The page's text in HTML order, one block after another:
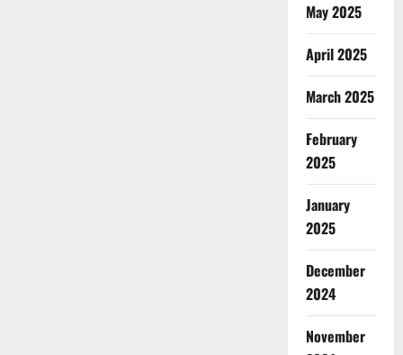
May 2025
April 2025
March 2025
February
2025
January
2025
December
2024
November